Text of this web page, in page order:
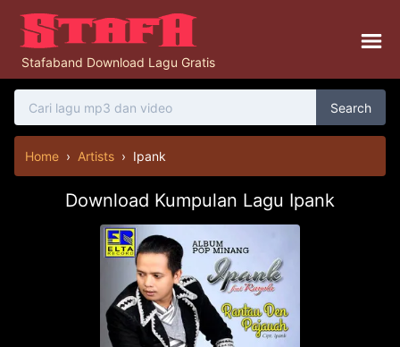
Stafaband Download Lagu Gratis
Search
Home › Artists › Ipank
Download Kumpulan Lagu Ipank